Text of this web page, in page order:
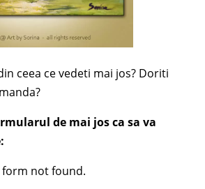
ceea ce vedeti mai jos? Doriti
de mai jos ca sa va
form not found.